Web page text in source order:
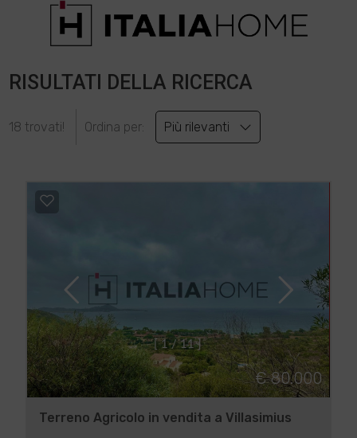
RISULTATI DELLA RICERCA
18 trovati! Ordina per: Più rilevanti
[ 1 / 11 ]
€ 80.000
Terreno Agricolo in vendita a Villasimius